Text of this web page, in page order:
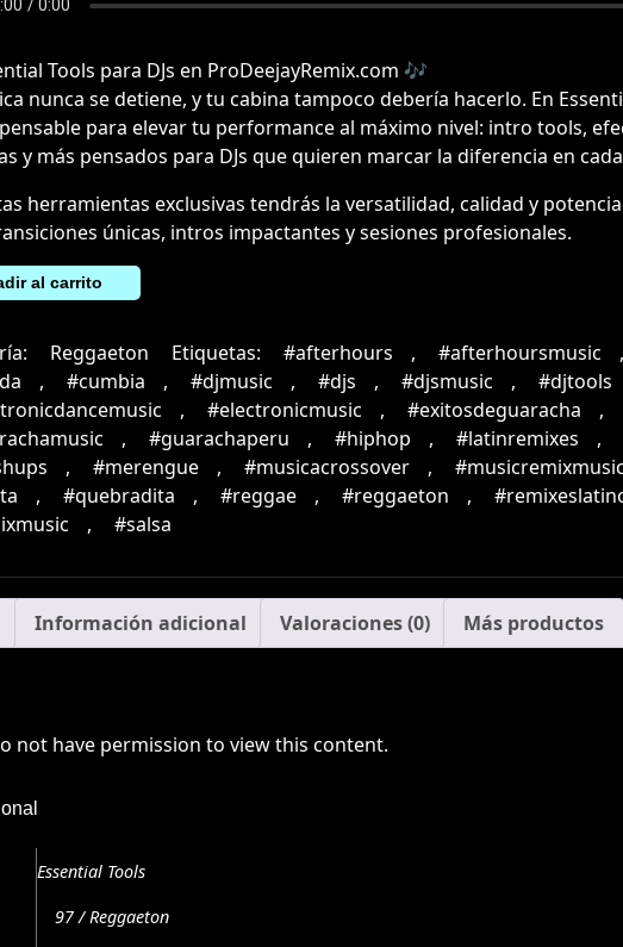
Tools para DJs en ProDeejayRemix.com 🎶
nunca se detiene, y tu cabina tampoco debería hacerlo. En
para elevar tu performance al máximo nivel: intro tools,
y más pensados para DJs que quieren marcar la diferencia en
herramientas exclusivas tendrás la versatilidad, calidad y
únicas, intros impactantes y sesiones profesionales.
al carrito
Reggaeton Etiquetas: #afterhours , #afterhoursmusic ,
, #cumbia , #djmusic , #djs , #djsmusic , #djtools
, #electronicmusic , #exitosdeguaracha ,
, #guarachaperu , #hiphop , #latinremixes ,
, #merengue , #musicacrossover , #musicremixmusic
, #quebradita , #reggae , #reggaeton ,
, #salsa
Información adicional Valoraciones (0) Más productos
not have permission to view this content.
Essential Tools
97 / Reggaeton